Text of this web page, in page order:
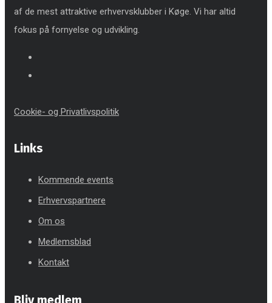
af de mest attraktive erhvervsklubber i Køge. Vi har altid
fokus på fornyelse og udvikling.
Cookie- og Privatlivspolitik
Links
Kommende events
Erhvervspartnere
Om os
Medlemsblad
Kontakt
Bliv medlem